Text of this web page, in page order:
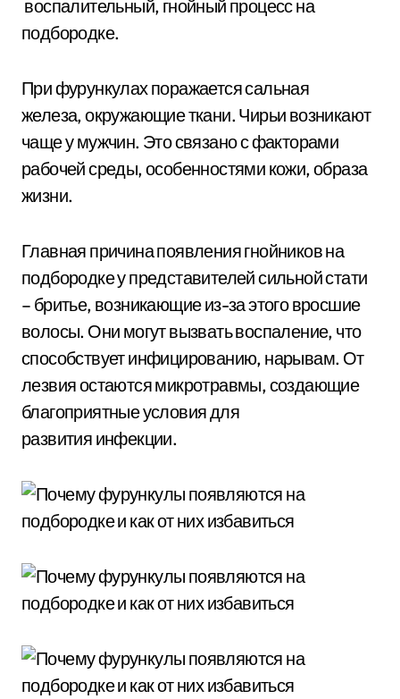
воспалительный, гнойный процесс на
подбородке.
При фурункулах поражается сальная
железа, окружающие ткани. Чирьи возникают
чаще у мужчин. Это связано с факторами
рабочей среды, особенностями кожи, образа
жизни.
Главная причина появления гнойников на
подбородке у представителей сильной стати
– бритье, возникающие из-за этого вросшие
волосы. Они могут вызвать воспаление, что
способствует инфицированию, нарывам. От
лезвия остаются микротравмы, создающие
благоприятные условия для
развития инфекции.